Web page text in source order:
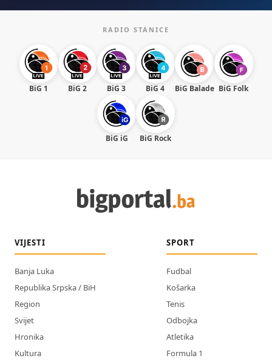
RADIO STANICE
BiG 1 BiG 2 BiG 3 BiG 4 BiG Balade BiG Folk
BiG iG BiG Rock
VIJESTI
Banja Luka
Republika Srpska / BiH
Region
Svijet
Hronika
Kultura
SPORT
Fudbal
Košarka
Tenis
Odbojka
Atletika
Formula 1